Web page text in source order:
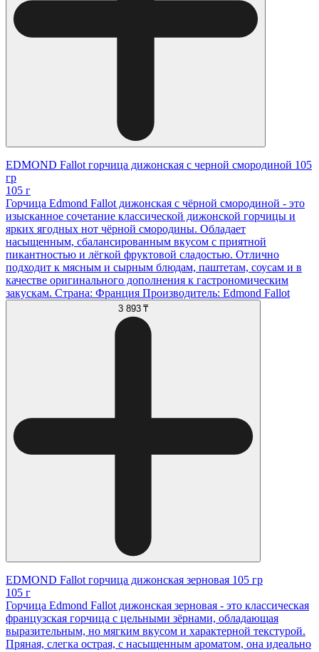
EDMOND Fallot горчица дижонская с черной смородиной 105
гр
105 г
Горчица Edmond Fallot дижонская с чёрной смородиной - это
изысканное сочетание классической дижонской горчицы и
ярких ягодных нот чёрной смородины. Обладает
насыщенным, сбалансированным вкусом с приятной
пикантностью и лёгкой фруктовой сладостью. Отлично
подходит к мясным и сырным блюдам, паштетам, соусам и в
качестве оригинального дополнения к гастрономическим
закускам. Страна: Франция Производитель: Edmond Fallot
3 893 ₸
EDMOND Fallot горчица дижонская зерновая 105 гр
105 г
Горчица Edmond Fallot дижонская зерновая - это классическая
французская горчица с цельными зёрнами, обладающая
выразительным, но мягким вкусом и характерной текстурой.
Пряная, слегка острая, с насыщенным ароматом, она идеально